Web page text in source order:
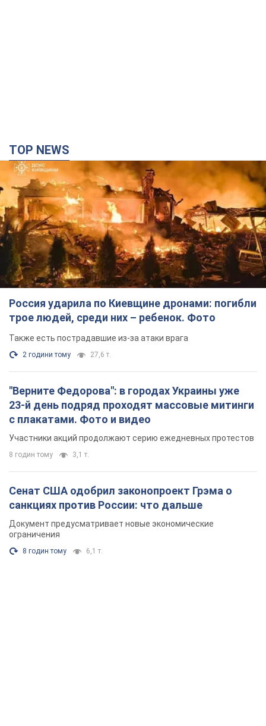
TOP NEWS
Россия ударила по Киевщине дронами: погибли
трое людей, среди них – ребенок. Фото
Также есть пострадавшие из-за атаки врага
2 години тому 27,6 т.
"Верните Федорова": в городах Украины уже
23-й день подряд проходят массовые митинги
с плакатами. Фото и видео
Участники акций продолжают серию ежедневных протестов
8 годин тому 3,1 т.
Сенат США одобрил законопроект Грэма о
санкциях против России: что дальше
Документ предусматривает новые экономические
ограничения
8 годин тому 6,1 т.